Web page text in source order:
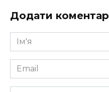
Додати коментар
Ім'я
*
Email
*